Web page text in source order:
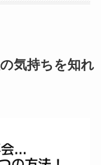
気持ちを知れ